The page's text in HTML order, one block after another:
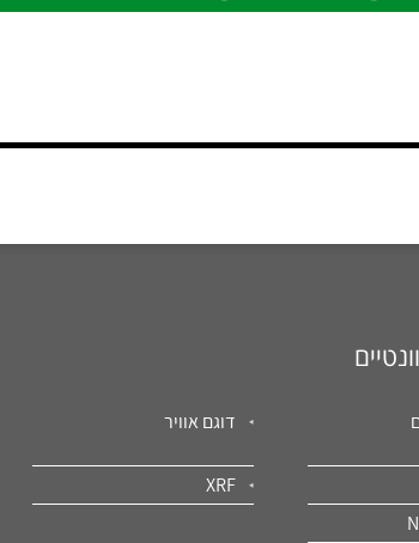
דוגם אוויר
XRF